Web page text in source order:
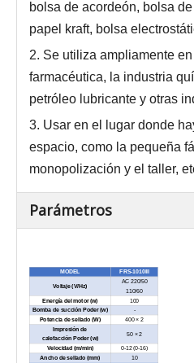
bolsa de acordeón, bolsa
papel kraft, bolsa
2. Se utiliza ampliamente
farmacéutica, la industria
petróleo lubricante y otras
3. Usar en el lugar donde
espacio, como la pequeña
monopolización y el taller,
Parámetros
MODEL FRS-1010III
Voltaje (V/Hz)
AC 220/50
110/60
Energía del motor (w)
100
Bomba de succión Poder (w)
-
Potencia de sellado (W)
400 × 2
Impresión de
calefacción Poder (w)
50 × 2
Velocidad (m/min) 0-12 (0-16)
Ancho de sellado (mm) 10